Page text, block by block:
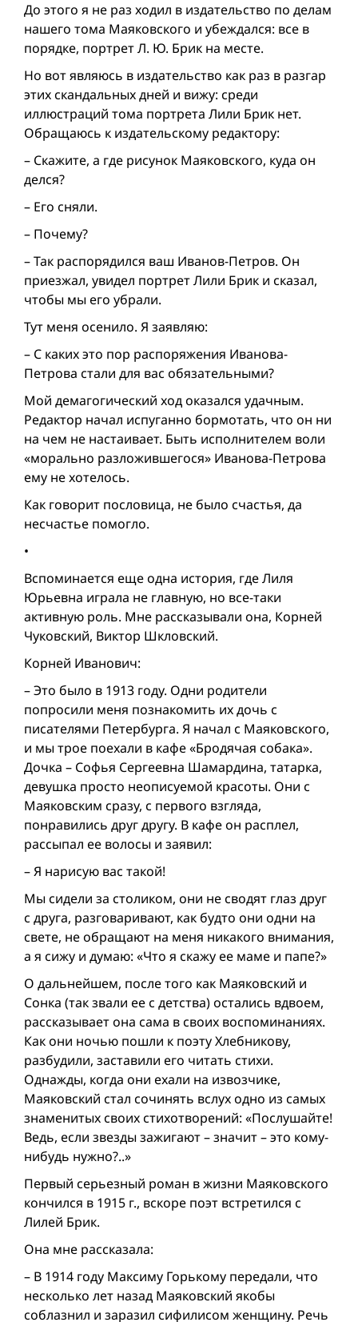
До этого я не раз ходил в издательство по делам
нашего тома Маяковского и убеждался: все в
порядке, портрет Л. Ю. Брик на месте.
Но вот являюсь в издательство как раз в разгар
этих скандальных дней и вижу: среди
иллюстраций тома портрета Лили Брик нет.
Обращаюсь к издательскому редактору:
– Скажите, а где рисунок Маяковского, куда он
делся?
– Его сняли.
– Почему?
– Так распорядился ваш Иванов-Петров. Он
приезжал, увидел портрет Лили Брик и сказал,
чтобы мы его убрали.
Тут меня осенило. Я заявляю:
– С каких это пор распоряжения Иванова-
Петрова стали для вас обязательными?
Мой демагогический ход оказался удачным.
Редактор начал испуганно бормотать, что он ни
на чем не настаивает. Быть исполнителем воли
«морально разложившегося» Иванова-Петрова
ему не хотелось.
Как говорит пословица, не было счастья, да
несчастье помогло.
•
Вспоминается еще одна история, где Лиля
Юрьевна играла не главную, но все-таки
активную роль. Мне рассказывали она, Корней
Чуковский, Виктор Шкловский.
Корней Иванович:
– Это было в 1913 году. Одни родители
попросили меня познакомить их дочь с
писателями Петербурга. Я начал с Маяковского,
и мы трое поехали в кафе «Бродячая собака».
Дочка – Софья Сергеевна Шамардина, татарка,
девушка просто неописуемой красоты. Они с
Маяковским сразу, с первого взгляда,
понравились друг другу. В кафе он расплел,
рассыпал ее волосы и заявил:
– Я нарисую вас такой!
Мы сидели за столиком, они не сводят глаз друг
с друга, разговаривают, как будто они одни на
свете, не обращают на меня никакого внимания,
а я сижу и думаю: «Что я скажу ее маме и папе?»
О дальнейшем, после того как Маяковский и
Сонка (так звали ее с детства) остались вдвоем,
рассказывает она сама в своих воспоминаниях.
Как они ночью пошли к поэту Хлебникову,
разбудили, заставили его читать стихи.
Однажды, когда они ехали на извозчике,
Маяковский стал сочинять вслух одно из самых
знаменитых своих стихотворений: «Послушайте!
Ведь, если звезды зажигают – значит – это кому-
нибудь нужно?..»
Первый серьезный роман в жизни Маяковского
кончился в 1915 г., вскоре поэт встретился с
Лилей Брик.
Она мне рассказала:
– В 1914 году Максиму Горькому передали, что
несколько лет назад Маяковский якобы
соблазнил и заразил сифилисом женщину. Речь